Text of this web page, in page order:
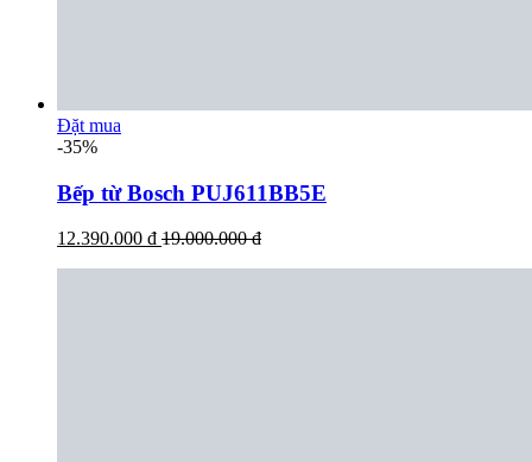
Đặt mua
-35%
Bếp từ Bosch PUJ611BB5E
12.390.000 đ 19.000.000 đ